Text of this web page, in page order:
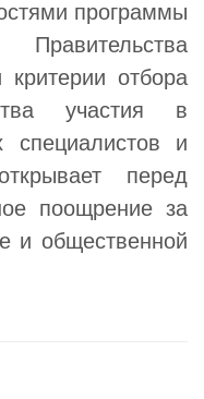
программы
отбора
участия в
и
перед
поощрение за
и общественной